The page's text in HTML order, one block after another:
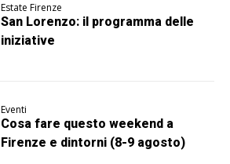
Estate Firenze
San Lorenzo: il programma delle
iniziative
Eventi
Cosa fare questo weekend a
Firenze e dintorni (8-9 agosto)